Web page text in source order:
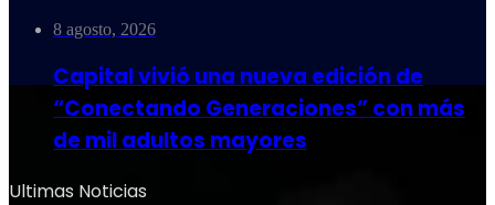
8 agosto, 2026
Capital vivió una nueva edición de
“Conectando Generaciones” con más
de mil adultos mayores
Ultimas Noticias